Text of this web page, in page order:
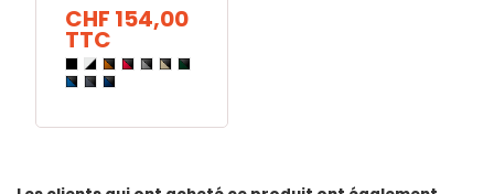
CHF 154,00
TTC